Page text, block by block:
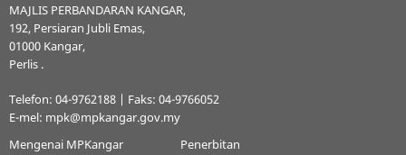
MAJLIS PERBANDARAN KANGAR,
192, Persiaran Jubli Emas,
01000 Kangar,
Perlis .
Telefon: 04-9762188 | Faks: 04-9766052
E-mel: mpk@mpkangar.gov.my
Mengenai MPKangar
Penerbitan